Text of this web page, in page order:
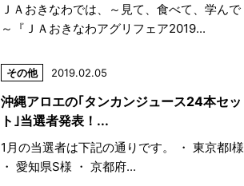
ＪＡおきなわでは、～見て、食べて、学んで
～『ＪＡおきなわアグリフェア2019...
その他 2019.02.05
沖縄アロエの｢タンカンジュース24本セッ
ト｣当選者発表！...
1月の当選者は下記の通りです。 ・ 東京都I様
・ 愛知県S様 ・ 京都府...